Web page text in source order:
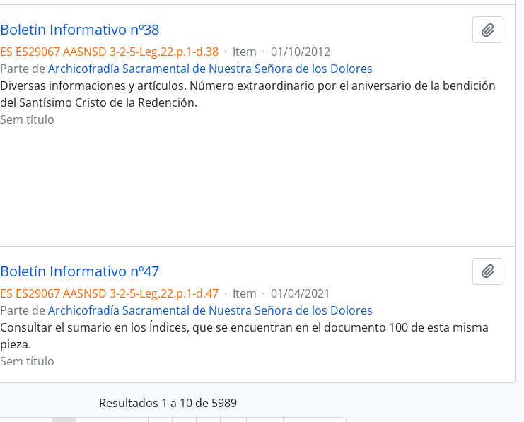
Boletín Informativo nº38
ES ES29067 AASNSD 3-2-5-Leg.22.p.1-d.38 · Item · 01/10/2012
Parte de Archicofradía Sacramental de Nuestra Señora de los Dolores
Diversas informaciones y artículos. Número extraordinario por el aniversario de la bendición
del Santísimo Cristo de la Redención.
Sem título
Boletín Informativo nº47
ES ES29067 AASNSD 3-2-5-Leg.22.p.1-d.47 · Item · 01/04/2021
Parte de Archicofradía Sacramental de Nuestra Señora de los Dolores
Consultar el sumario en los Índices, que se encuentran en el documento 100 de esta misma
pieza.
Sem título
Resultados 1 a 10 de 5989